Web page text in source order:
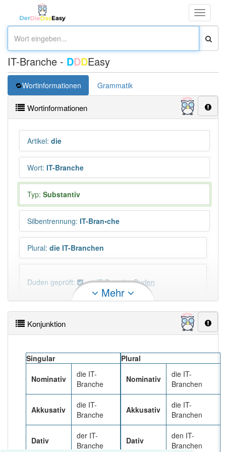
Toggle
IT-Branche - DDDEasy
Wortinformationen Grammatik
Wortinformationen
Artikel: die
Wort: IT-Branche
Typ: Substantiv
Silbentrennung: IT-Bran•che
Plural: die IT-Branchen
Duden geprüft: IT-Branche Duden
PowerIndex:2
Häufigkeit: 2 von 10
Wörter mit Endung-it-branche
Wörter mit Endung-it-branche
aber mit einem
anderen Artikeldie: 0
Mehr
Konjunktion
Singular
Nominativ
die IT-
Branche
Akkusativ
die IT-
Branche
Dativ
der IT-
Branche
Plural
Nominativ
die IT-
Branchen
Akkusativ
die IT-
Branchen
Dativ
den IT-
Branchen